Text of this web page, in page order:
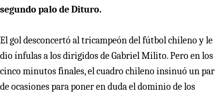
segundo palo de Dituro.
El gol desconcertó al tricampeón del fútbol chileno y le
dio ínfulas a los dirigidos de Gabriel Milito. Pero en los
cinco minutos finales, el cuadro chileno insinuó un par
de ocasiones para poner en duda el dominio de los